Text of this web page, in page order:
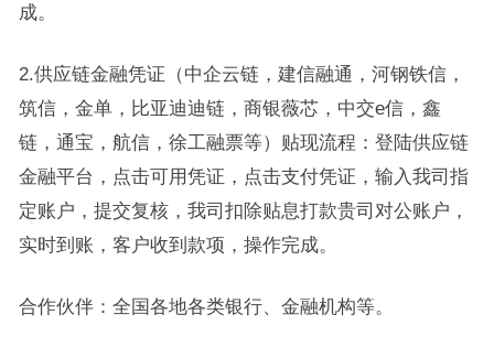
成。
2.供应链金融凭证（中企云链，建信融通，河钢铁信，
筑信，金单，比亚迪迪链，商银薇芯，中交e信，鑫
链，通宝，航信，徐工融票等）贴现流程：登陆供应链
金融平台，点击可用凭证，点击支付凭证，输入我司指
定账户，提交复核，我司扣除贴息打款贵司对公账户，
实时到账，客户收到款项，操作完成。
合作伙伴：全国各地各类银行、金融机构等。